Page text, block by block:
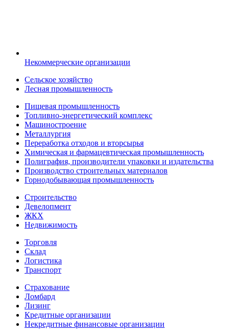
Некоммерческие организации
Сельское хозяйство
Лесная промышленность
Пищевая промышленность
Топливно-энергетический комплекс
Машиностроение
Металлургия
Переработка отходов и вторсырья
Химическая и фармацевтическая промышленность
Полиграфия, производители упаковки и издательства
Производство строительных материалов
Горнодобывающая промышленность
Строительство
Девелопмент
ЖКХ
Недвижимость
Торговля
Склад
Логистика
Транспорт
Страхование
Ломбард
Лизинг
Кредитные организации
Некредитные финансовые организации